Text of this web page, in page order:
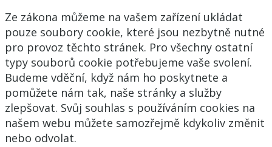
Ze zákona můžeme na vašem zařízení ukládat
pouze soubory cookie, které jsou nezbytně nutné
pro provoz těchto stránek. Pro všechny ostatní
typy souborů cookie potřebujeme vaše svolení.
Budeme vděční, když nám ho poskytnete a
pomůžete nám tak, naše stránky a služby
zlepšovat. Svůj souhlas s používáním cookies na
našem webu můžete samozřejmě kdykoliv změnit
nebo odvolat.